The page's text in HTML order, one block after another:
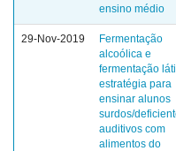
ensino médio
29-Nov-2019
Fermentação
alcoólica e
fermentação
estratégia para
ensinar alunos
surdos/
auditivos com
alimentos do